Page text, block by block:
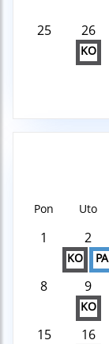
25 26
KO
Pon Uto
1 2
KO PA
8 9
KO
15 16